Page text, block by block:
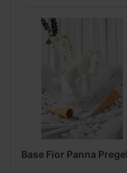
Base Fior Panna Pregel